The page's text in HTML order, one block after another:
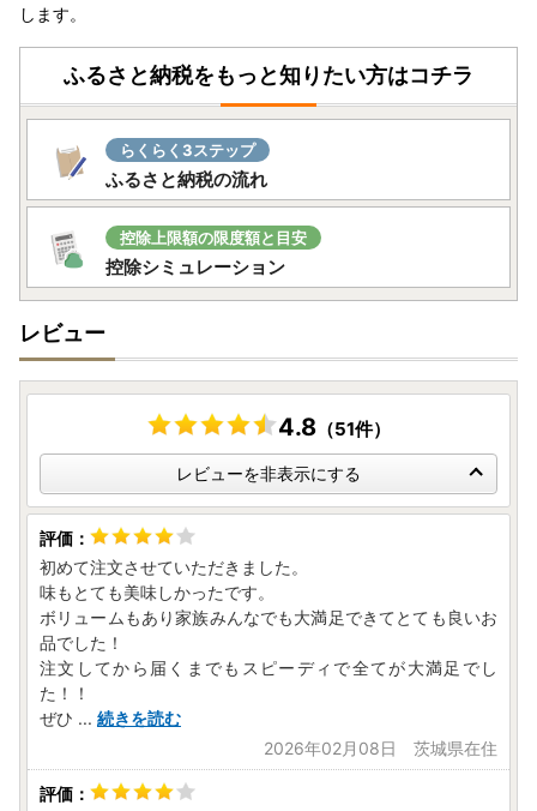
します。
ふるさと納税をもっと知りたい方はコチラ
らくらく3ステップ
ふるさと納税の流れ
控除上限額の限度額と目安
控除シミュレーション
レビュー
4.8（51件）
レビューを非表示にする
初めて注文させていただきました。
味もとても美味しかったです。
ボリュームもあり家族みんなでも大満足できてとても良いお
品でした！
注文してから届くまでもスピーディで全てが大満足でし
た！！
ぜひ ... 続きを読む
2026年02月08日 茨城県在住